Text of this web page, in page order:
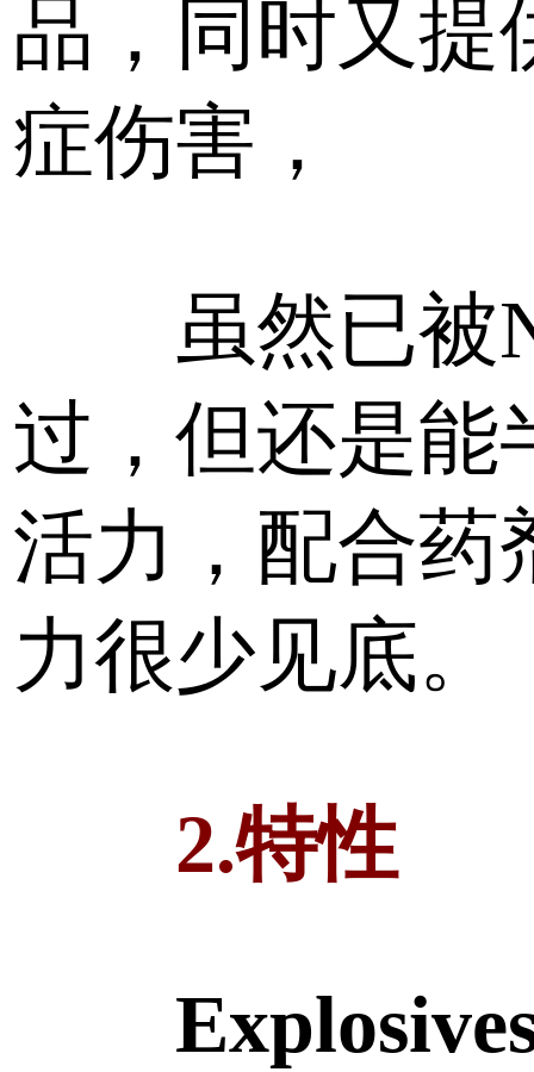
品，同时又提
症伤害，
虽然已被
过，但还是能
活力，配合药
力很少见底。
2.特性